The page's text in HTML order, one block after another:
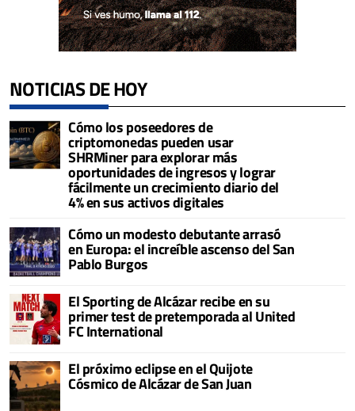
NOTICIAS DE HOY
Cómo los poseedores de
criptomonedas pueden usar
SHRMiner para explorar más
oportunidades de ingresos y lograr
fácilmente un crecimiento diario del
4% en sus activos digitales
Cómo un modesto debutante arrasó
en Europa: el increíble ascenso del San
Pablo Burgos
El Sporting de Alcázar recibe en su
primer test de pretemporada al United
FC International
El próximo eclipse en el Quijote
Cósmico de Alcázar de San Juan